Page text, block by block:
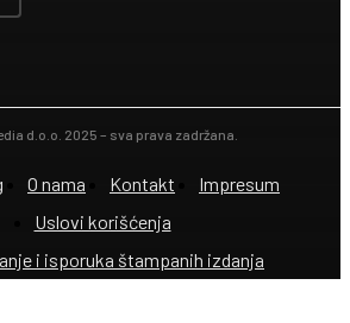
d.o.o. 2025 – sva prava zadržana.
O nama Kontakt
Impresum
Uslovi korišćenja
i isporuka štampanih izdanja